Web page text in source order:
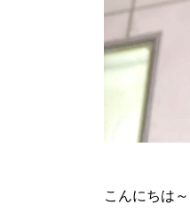
こんにちは～